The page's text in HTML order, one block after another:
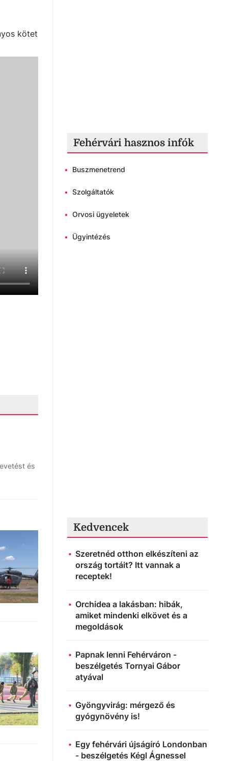
kötet
és
Fehérvári hasznos infók
• Buszmenetrend
• Szolgáltatók
• Orvosi ügyeletek
• Ügyintézés
Kedvencek
Szeretnéd otthon elkészíteni az
ország tortáit? Itt vannak a
receptek!
Orchidea a lakásban: hibák,
amiket mindenki elkövet és a
megoldások
Papnak lenni Fehérváron -
beszélgetés Tornyai Gábor
atyával
Gyöngyvirág: mérgező és
gyógynövény is!
Egy fehérvári újságíró Londonban
- beszélgetés Kégl Ágnessel